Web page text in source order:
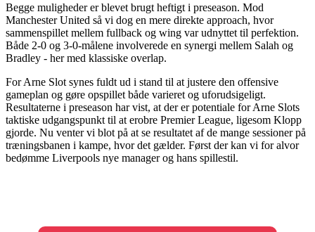
Begge muligheder er blevet brugt heftigt i preseason. Mod
Manchester United så vi dog en mere direkte approach, hvor
sammenspillet mellem fullback og wing var udnyttet til perfektion.
Både 2-0 og 3-0-målene involverede en synergi mellem Salah og
Bradley - her med klassiske overlap.
For Arne Slot synes fuldt ud i stand til at justere den offensive
gameplan og gøre opspillet både varieret og uforudsigeligt.
Resultaterne i preseason har vist, at der er potentiale for Arne Slots
taktiske udgangspunkt til at erobre Premier League, ligesom Klopp
gjorde. Nu venter vi blot på at se resultatet af de mange sessioner på
træningsbanen i kampe, hvor det gælder. Først der kan vi for alvor
bedømme Liverpools nye manager og hans spillestil.